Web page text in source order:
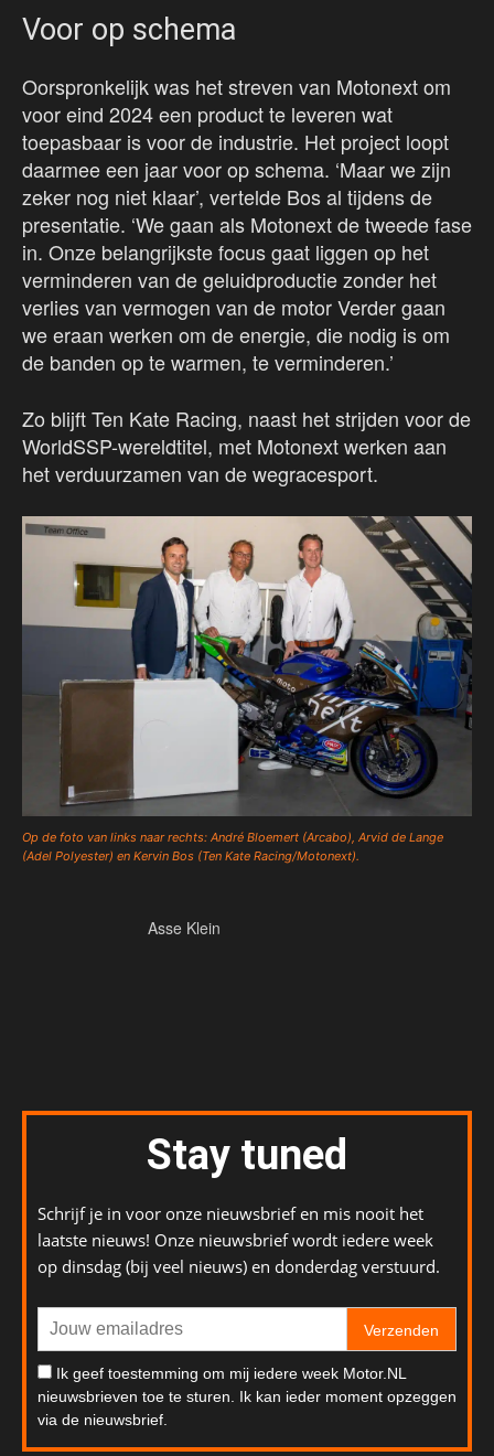
Voor op schema
Oorspronkelijk was het streven van Motonext om
voor eind 2024 een product te leveren wat
toepasbaar is voor de industrie. Het project loopt
daarmee een jaar voor op schema. ‘Maar we zijn
zeker nog niet klaar’, vertelde Bos al tijdens de
presentatie. ‘We gaan als Motonext de tweede fase
in. Onze belangrijkste focus gaat liggen op het
verminderen van de geluidproductie zonder het
verlies van vermogen van de motor Verder gaan
we eraan werken om de energie, die nodig is om
de banden op te warmen, te verminderen.’
Zo blijft Ten Kate Racing, naast het strijden voor de
WorldSSP-wereldtitel, met Motonext werken aan
het verduurzamen van de wegracesport.
Op de foto van links naar rechts: André Bloemert (Arcabo), Arvid de Lange
(Adel Polyester) en Kervin Bos (Ten Kate Racing/Motonext).
Asse Klein
Stay tuned
Schrijf je in voor onze nieuwsbrief en mis nooit het
laatste nieuws! Onze nieuwsbrief wordt iedere week
op dinsdag (bij veel nieuws) en donderdag verstuurd.
Verzenden
Ik geef toestemming om mij iedere week Motor.NL
nieuwsbrieven toe te sturen. Ik kan ieder moment opzeggen
via de nieuwsbrief.